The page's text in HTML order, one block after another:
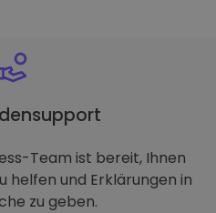
Team ist bereit, Ihnen
helfen und Erklärungen in
zu geben.